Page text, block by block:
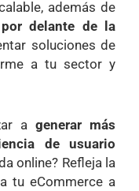
además de
delante de la
soluciones de
a tu sector y
agenerar más
de usuario
online? Refleja la
tu eCommerce a